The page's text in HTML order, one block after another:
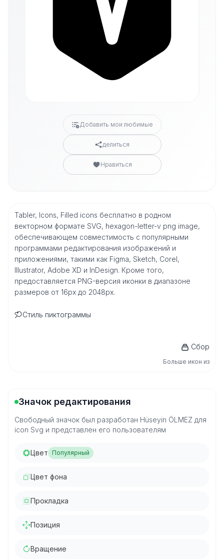
Добавить мои любимые
делиться
Нравиться
Tabler, Icons, Filled icons бесплатно в родном
векторном формате SVG, hexagon-letter-v png image,
обеспечивающем совместимость с популярными
программами редактирования изображений и
приложениями, такими как Figma, Sketch, Corel,
Illustrator, Adobe XD и InDesign. Кроме того,
предоставляется PNG-версия иконки в диапазоне
размеров от 16px до 2048px.
Стиль пиктограммы
Сбор
Больше икон из
Значок редактирования
Свободный значок был разработан Hüseyin ÖLMEZ для
icon Svg и представлен его пользователям
Цвет Популярный
Цвет фона
Прокладка
Позиция
Вращение